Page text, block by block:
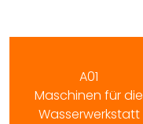
A01
Maschinen für die
Wasserwerkstatt